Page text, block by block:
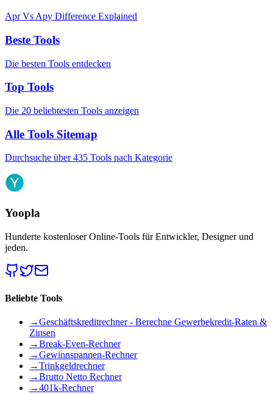
Apr Vs Apy Difference Explained
Beste Tools
Die besten Tools entdecken
Top Tools
Die 20 beliebtesten Tools anzeigen
Alle Tools Sitemap
Durchsuche über 435 Tools nach Kategorie
Yoopla
Hunderte kostenloser Online-Tools für Entwickler, Designer und
jeden.
Beliebte Tools
→Geschäftskreditrechner - Berechne Gewerbekredit-Raten &
Zinsen
→Break-Even-Rechner
→Gewinnspannen-Rechner
→Trinkgeldrechner
→Brutto Netto Rechner
→401k-Rechner